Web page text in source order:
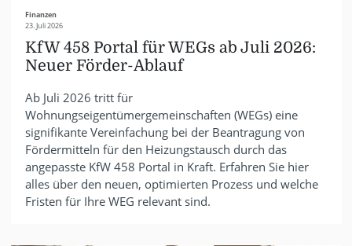
Finanzen
23. Juli 2026
KfW 458 Portal für WEGs ab Juli 2026:
Neuer Förder-Ablauf
Ab Juli 2026 tritt für
Wohnungseigentümergemeinschaften (WEGs) eine
signifikante Vereinfachung bei der Beantragung von
Fördermitteln für den Heizungstausch durch das
angepasste KfW 458 Portal in Kraft. Erfahren Sie hier
alles über den neuen, optimierten Prozess und welche
Fristen für Ihre WEG relevant sind.